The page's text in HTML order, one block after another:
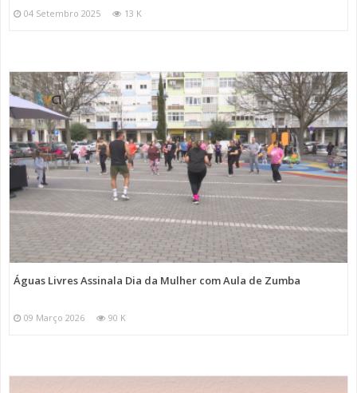
04 Setembro 2025 13 K
Águas Livres Assinala Dia da Mulher com Aula de Zumba
09 Março 2026 90 K